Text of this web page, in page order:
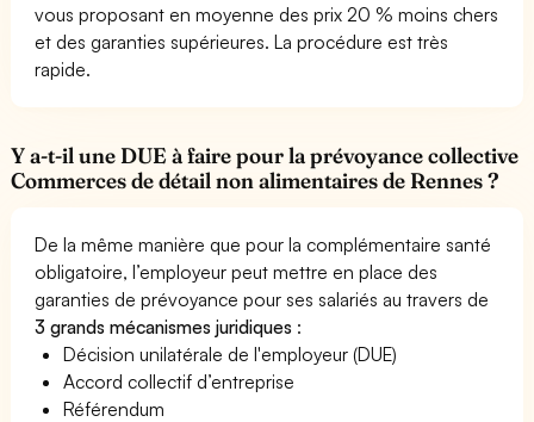
vous proposant en moyenne des prix 20 % moins chers
et des garanties supérieures. La procédure est très
rapide.
Y a-t-il une DUE à faire pour la prévoyance collective
Commerces de détail non alimentaires de Rennes ?
De la même manière que pour la complémentaire santé
obligatoire, l’employeur peut mettre en place des
garanties de prévoyance pour ses salariés au travers de
3 grands mécanismes juridiques :
Décision unilatérale de l'employeur (DUE)
Accord collectif d’entreprise
Référendum